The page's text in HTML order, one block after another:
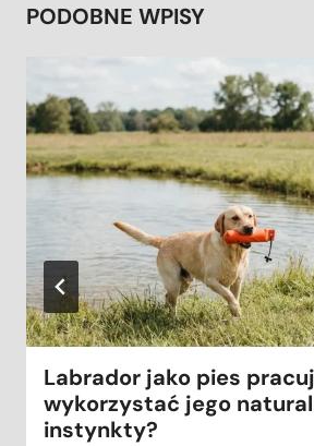
PODOBNE WPISY
Labrador jako pies
wykorzystać jego
instynkty?